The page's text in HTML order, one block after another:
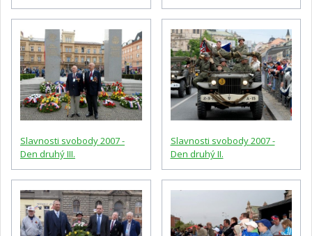
Slavnosti svobody 2007 -
Den druhý III.
Slavnosti svobody 2007 -
Den druhý II.